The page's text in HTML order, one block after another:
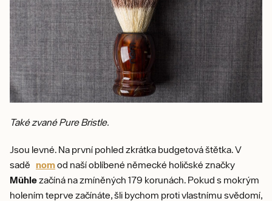
Také zvané Pure Bristle.
Jsou levné. Na první pohled zkrátka budgetová štětka. V
sadě nomod naší oblíbené německé holičské značky
Mühlezačíná na zmíněných 179 korunách. Pokud s mokrým
holením teprve začínáte, šli bychom proti vlastnímu svědomí,